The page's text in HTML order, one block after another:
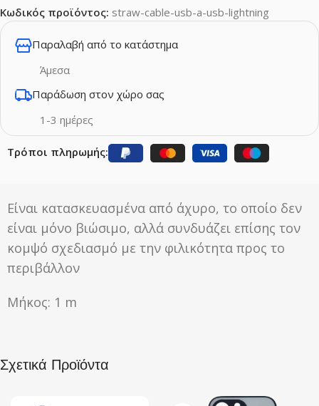
Κωδικός προϊόντος: straw-cable-usb-a-usb-lightning
Παραλαβή από το κατάστημα
Άμεσα
Παράδωση στον χώρο σας
1-3 ημέρες
Τρόποι πληρωμής:
Eίναι κατασκευασμένα από άχυρο, το οποίο δεν
είναι μόνο βιώσιμο, αλλά συνδυάζει επίσης τον
κομψό σχεδιασμό με την φιλικότητα προς το
περιβάλλον
Μήκος: 1 m
Σχετικά Προϊόντα